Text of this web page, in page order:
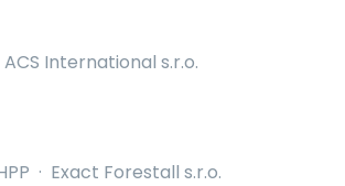
ACS International s.r.o.
· Exact Forestall s.r.o.